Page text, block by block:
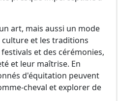
art, mais aussi un mode
et les traditions
et des cérémonies,
et leur maîtrise. En
d'équitation peuvent
cheval et explorer de